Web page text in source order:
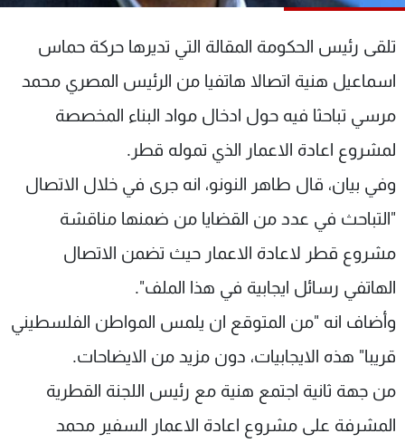
تلقى رئيس الحكومة المقالة التي تديرها حركة حماس
اسماعيل هنية اتصالا هاتفيا من الرئيس المصري محمد
مرسي تباحثا فيه حول ادخال مواد البناء المخصصة
لمشروع اعادة الاعمار الذي تموله قطر.
وفي بيان، قال طاهر النونو، انه جرى في خلال الاتصال
"التباحث في عدد من القضايا من ضمنها مناقشة
مشروع قطر لاعادة الاعمار حيث تضمن الاتصال
الهاتفي رسائل ايجابية في هذا الملف".
وأضاف انه "من المتوقع ان يلمس المواطن الفلسطيني
قريبا" هذه الايجابيات، دون مزيد من الايضاحات.
من جهة ثانية اجتمع هنية مع رئيس اللجنة القطرية
المشرفة على مشروع اعادة الاعمار السفير محمد
الترددات
الإنـتـاج
لاعلاناتكم
تواصل معنا
شروط الإسـتخدام
سياسة الخصوصية